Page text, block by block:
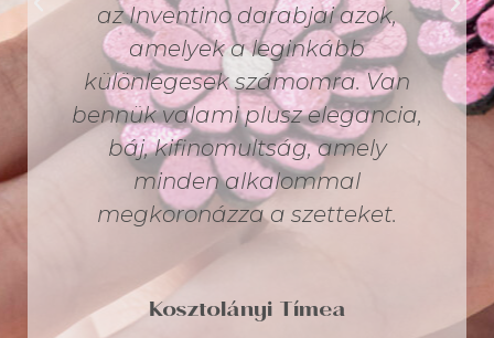
és különleges ékszer, amit ha
viselünk úgy érezzük hozzánk
tesz valamit. Pont úgy, mint
egy tökéletes illat is. Az
Inventino ilyen! ❤️ Köszönöm,
hogy ilyen csodákat alkotsz
Zsanett! Soha ne hagyd abba!
Kovács Anita